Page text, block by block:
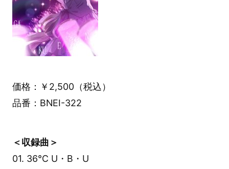
価格：￥2,500（税込）
品番：BNEI-322
＜収録曲＞
01. 36℃ U・B・U